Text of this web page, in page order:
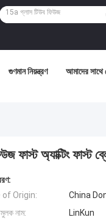
গুণমান নিয়ন্ত্রণ আমাদের সাথে
অ্যাক্টিং ফাস্ট
of Origin:
China
নাম:
LinKun